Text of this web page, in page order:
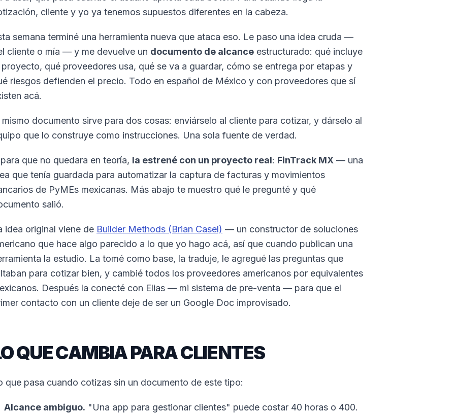
cliente y yo ya tenemos supuestos diferentes en la cabeza.
semana terminé una herramienta nueva que ataca eso. Le paso una idea cruda —
cliente o mía — y me devuelve un documento de alcance estructurado: qué incluye
qué proveedores usa, qué se va a guardar, cómo se entrega por etapas y
riesgos defienden el precio. Todo en español de México y con proveedores que sí
acá.
mismo documento sirve para dos cosas: enviárselo al cliente para cotizar, y dárselo al
que lo construye como instrucciones. Una sola fuente de verdad.
que no quedara en teoría, la estrené con un proyecto real: FinTrack MX — una
que tenía guardada para automatizar la captura de facturas y movimientos
de PyMEs mexicanas. Más abajo te muestro qué le pregunté y qué
salió.
idea original viene de Builder Methods (Brian Casel) — un constructor de soluciones
que hace algo parecido a lo que yo hago acá, así que cuando publican una
la estudio. La tomé como base, la traduje, le agregué las preguntas que
para cotizar bien, y cambié todos los proveedores americanos por equivalentes
Después la conecté con Elias — mi sistema de pre-venta — para que el
contacto con un cliente deje de ser un Google Doc improvisado.
QUE CAMBIA PARA CLIENTES
que pasa cuando cotizas sin un documento de este tipo:
Alcance ambiguo. "Una app para gestionar clientes" puede costar 40 horas o 400.